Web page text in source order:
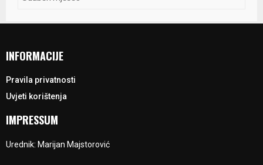
INFORMACIJE
Pravila privatnosti
Uvjeti korištenja
IMPRESSUM
Urednik: Marijan Majstorović